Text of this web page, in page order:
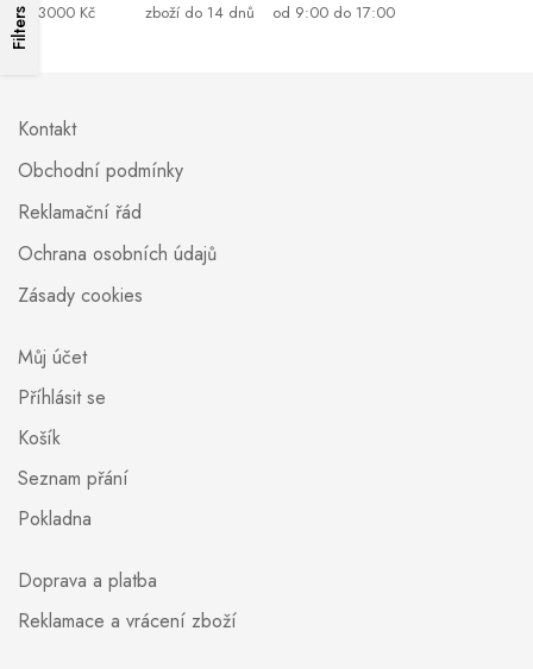
Filters 3000 Kč
zboží do 14 dnů
od 9:00 do 17:00
Kontakt
Obchodní podmínky
Reklamační řád
Ochrana osobních údajů
Zásady cookies
Můj účet
Příhlásit se
Košík
Seznam přání
Pokladna
Doprava a platba
Reklamace a vrácení zboží